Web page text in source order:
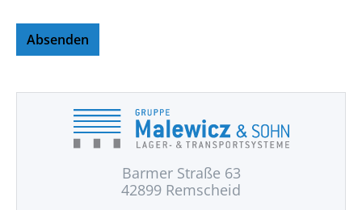
Absenden
Barmer Straße 63
42899 Remscheid